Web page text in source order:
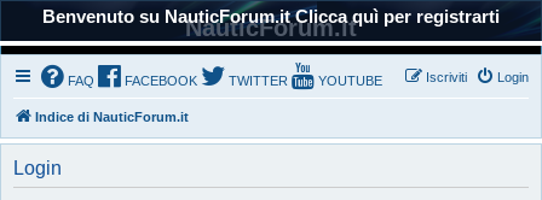
Benvenuto su NauticForum.it Clicca quì per registrarti
NauticForum.it
FAQ FACEBOOK TWITTER YOUTUBE Login
Iscriviti
Indice di NauticForum.it
Login